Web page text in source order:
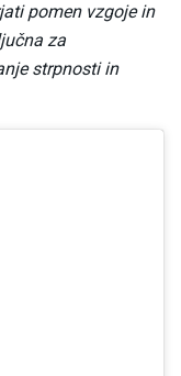
pomen vzgoje in
za
strpnosti in